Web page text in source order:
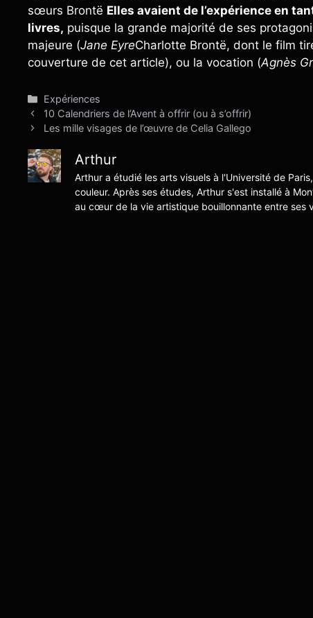
sœurs Brontë Elles avaient de l’expérience en
livres, puisque la grande majorité de ses
majeure (Jane EyreCharlotte Brontë, dont le film
couverture de cet article), ou la vocation (Agnès
Catégories
Expériences
10 Calendriers de l’Avent à offrir (ou à s’offrir)
Les mille visages de l’œuvre de Celia Gallego
Arthur
Arthur a étudié les arts visuels à l'Université de
couleur. Après ses études, Arthur s'est installé à
au cœur de la vie artistique bouillonnante entre ses